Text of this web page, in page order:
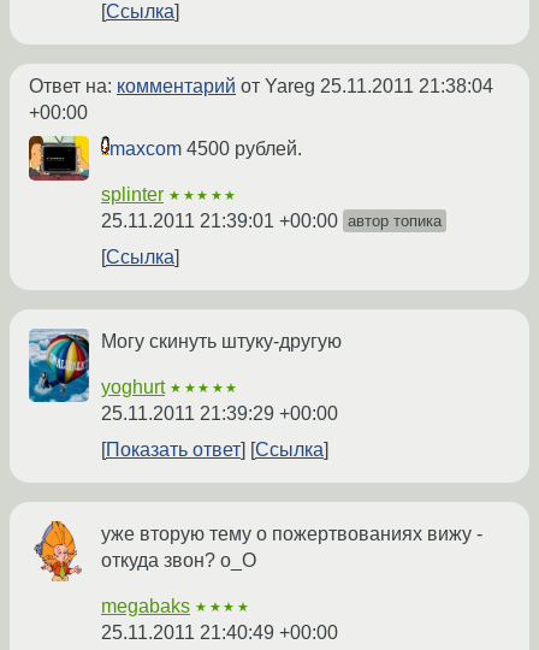
Ссылка
Ответ на: комментарий от Yareg 25.11.2011 21:38:04
+00:00
maxcom 4500 рублей.
splinter ★★★★★
25.11.2011 21:39:01 +00:00 автор топика
Ссылка
Могу скинуть штуку-другую
yoghurt ★★★★★
25.11.2011 21:39:29 +00:00
Показать ответ
Ссылка
уже вторую тему о пожертвованиях вижу -
откуда звон? о_О
megabaks ★★★★
25.11.2011 21:40:49 +00:00